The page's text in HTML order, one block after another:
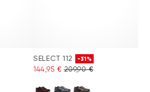
SELECT 112 -31%
144,95 € 209,90 €